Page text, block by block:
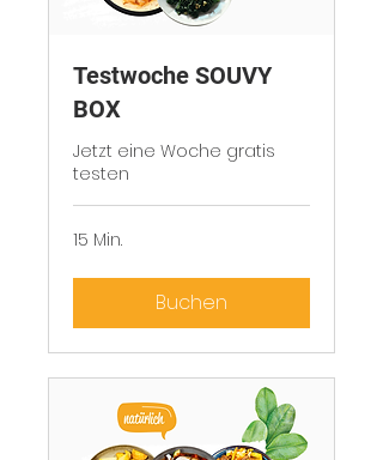
Testwoche SOUVY
BOX
Jetzt eine Woche gratis
testen
15 Min.
Buchen